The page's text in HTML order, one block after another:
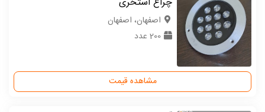
اصفهان، اصفهان
200 عدد
مشاهده قیمت